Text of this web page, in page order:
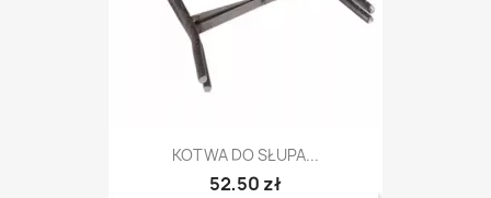
KOTWA DO SŁUPA...
52,50 zł